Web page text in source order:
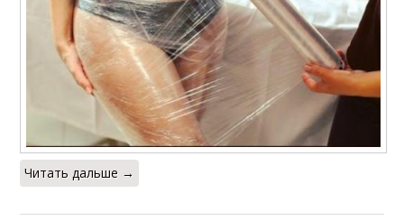
Читать дальше →